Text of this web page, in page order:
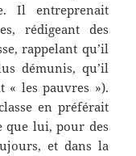
Il entreprenait
rédigeant des
rappelant qu’il
démunis, qu’il
« les pauvres »).
en préférait
que lui, pour des
et dans la